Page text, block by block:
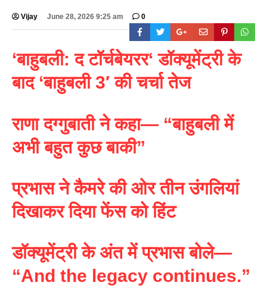
Vijay June 28, 2026 9:25 am 0
‘बाहुबली: द टॉर्चबेयरर‘डॉक्यूमेंट्री के
बाद ‘बाहुबली3′की चर्चा तेज
राणा दग्गुबाती ने कहा— “बाहुबली में
अभी बहुत कुछ बाकी”
प्रभास ने कैमरे की ओर तीन उंगलियां
दिखाकर दिया फेंस को हिंट
डॉक्यूमेंट्री के अंत में प्रभास बोले—
“And the legacy continues.”